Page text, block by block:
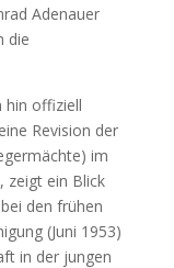
Adenauer
die
hin offiziell
Revision der
im
zeigt ein Blick
den frühen
(Juni 1953)
in der jungen